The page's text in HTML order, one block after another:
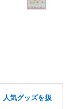
人気グッズを扱